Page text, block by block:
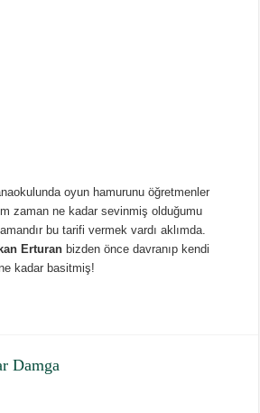
oyun hamurunu öğretmenler
zaman ne kadar sevinmiş olduğumu
bu tarifi vermek vardı aklımda.
Erturan bizden önce davranıp kendi
kadar basitmiş!
Damga